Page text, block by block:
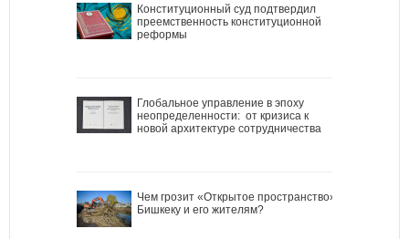
Конституционный суд подтвердил
преемственность конституционной
реформы
Глобальное управление в эпоху
неопределенности: от кризиса к
новой архитектуре сотрудничества
Чем грозит «Открытое пространство»
Бишкеку и его жителям?